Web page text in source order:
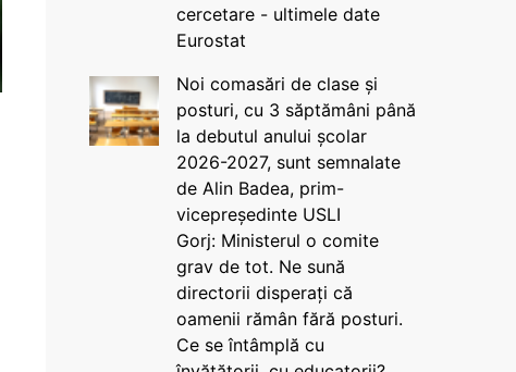
cercetare - ultimele date
Eurostat
Noi comasări de clase și
posturi, cu 3 săptămâni până
la debutul anului școlar
2026-2027, sunt semnalate
de Alin Badea, prim-
vicepreședinte USLI
Gorj: Ministerul o comite
grav de tot. Ne sună
directorii disperați că
oamenii rămân fără posturi.
Ce se întâmplă cu